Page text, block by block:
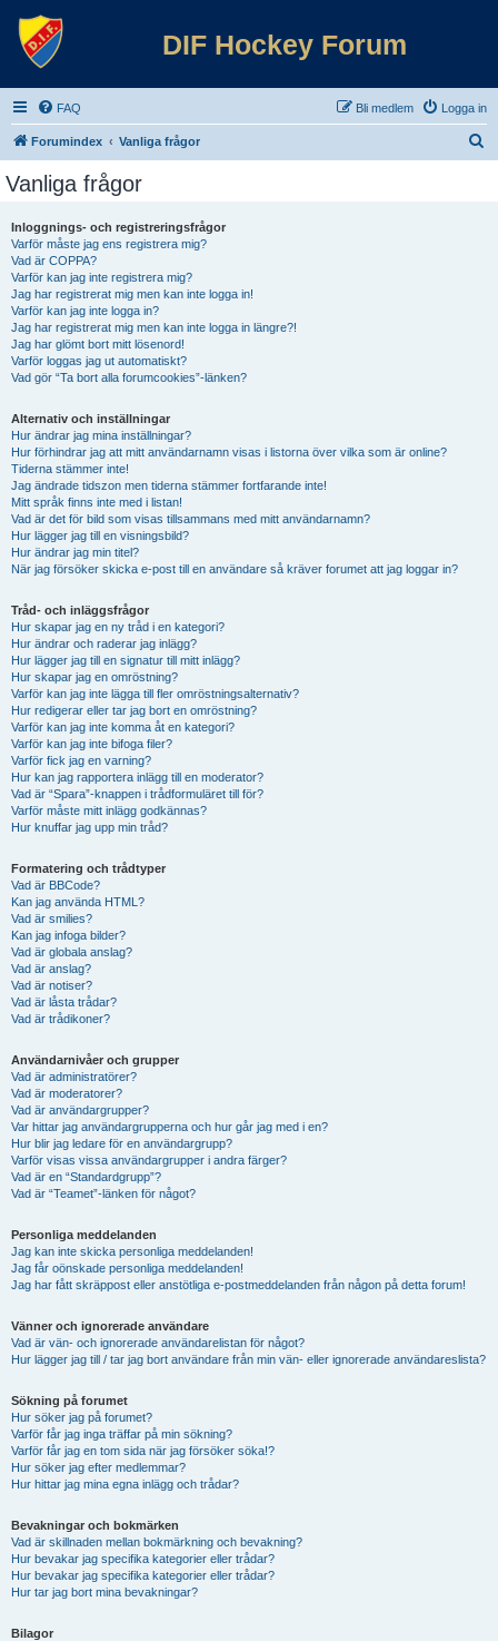
DIF Hockey Forum
FAQ Logga in
Bli medlem
Forumindex Vanliga frågor
Vanliga frågor
Inloggnings- och registreringsfrågor
Varför måste jag ens registrera mig?
Vad är COPPA?
Varför kan jag inte registrera mig?
Jag har registrerat mig men kan inte logga in!
Varför kan jag inte logga in?
Jag har registrerat mig men kan inte logga in längre?!
Jag har glömt bort mitt lösenord!
Varför loggas jag ut automatiskt?
Vad gör “Ta bort alla forumcookies”-länken?
Alternativ och inställningar
Hur ändrar jag mina inställningar?
Hur förhindrar jag att mitt användarnamn visas i listorna över vilka som är online?
Tiderna stämmer inte!
Jag ändrade tidszon men tiderna stämmer fortfarande inte!
Mitt språk finns inte med i listan!
Vad är det för bild som visas tillsammans med mitt användarnamn?
Hur lägger jag till en visningsbild?
Hur ändrar jag min titel?
När jag försöker skicka e-post till en användare så kräver forumet att jag loggar in?
Tråd- och inläggsfrågor
Hur skapar jag en ny tråd i en kategori?
Hur ändrar och raderar jag inlägg?
Hur lägger jag till en signatur till mitt inlägg?
Hur skapar jag en omröstning?
Varför kan jag inte lägga till fler omröstningsalternativ?
Hur redigerar eller tar jag bort en omröstning?
Varför kan jag inte komma åt en kategori?
Varför kan jag inte bifoga filer?
Varför fick jag en varning?
Hur kan jag rapportera inlägg till en moderator?
Vad är “Spara”-knappen i trådformuläret till för?
Varför måste mitt inlägg godkännas?
Hur knuffar jag upp min tråd?
Formatering och trådtyper
Vad är BBCode?
Kan jag använda HTML?
Vad är smilies?
Kan jag infoga bilder?
Vad är globala anslag?
Vad är anslag?
Vad är notiser?
Vad är låsta trådar?
Vad är trådikoner?
Användarnivåer och grupper
Vad är administratörer?
Vad är moderatorer?
Vad är användargrupper?
Var hittar jag användargrupperna och hur går jag med i en?
Hur blir jag ledare för en användargrupp?
Varför visas vissa användargrupper i andra färger?
Vad är en “Standardgrupp”?
Vad är “Teamet”-länken för något?
Personliga meddelanden
Jag kan inte skicka personliga meddelanden!
Jag får oönskade personliga meddelanden!
Jag har fått skräppost eller anstötliga e-postmeddelanden från någon på detta forum!
Vänner och ignorerade användare
Vad är vän- och ignorerade användarelistan för något?
Hur lägger jag till / tar jag bort användare från min vän- eller ignorerade användareslista?
Sökning på forumet
Hur söker jag på forumet?
Varför får jag inga träffar på min sökning?
Varför får jag en tom sida när jag försöker söka!?
Hur söker jag efter medlemmar?
Hur hittar jag mina egna inlägg och trådar?
Bevakningar och bokmärken
Vad är skillnaden mellan bokmärkning och bevakning?
Hur bevakar jag specifika kategorier eller trådar?
Hur bevakar jag specifika kategorier eller trådar?
Hur tar jag bort mina bevakningar?
Bilagor